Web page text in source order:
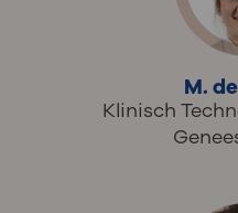
M.
Klinisch